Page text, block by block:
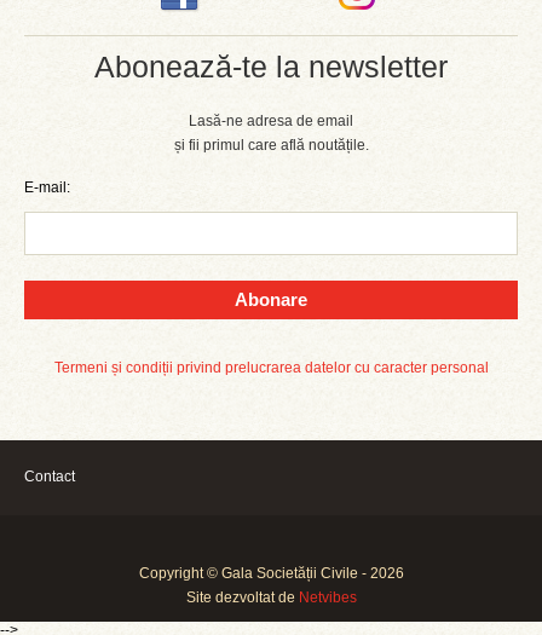
Abonează-te la newsletter
Lasă-ne adresa de email
și fii primul care află noutățile.
E-mail:
Abonare
Termeni și condiții privind prelucrarea datelor cu caracter personal
Contact
Copyright © Gala Societății Civile - 2026
Site dezvoltat de Netvibes
-->